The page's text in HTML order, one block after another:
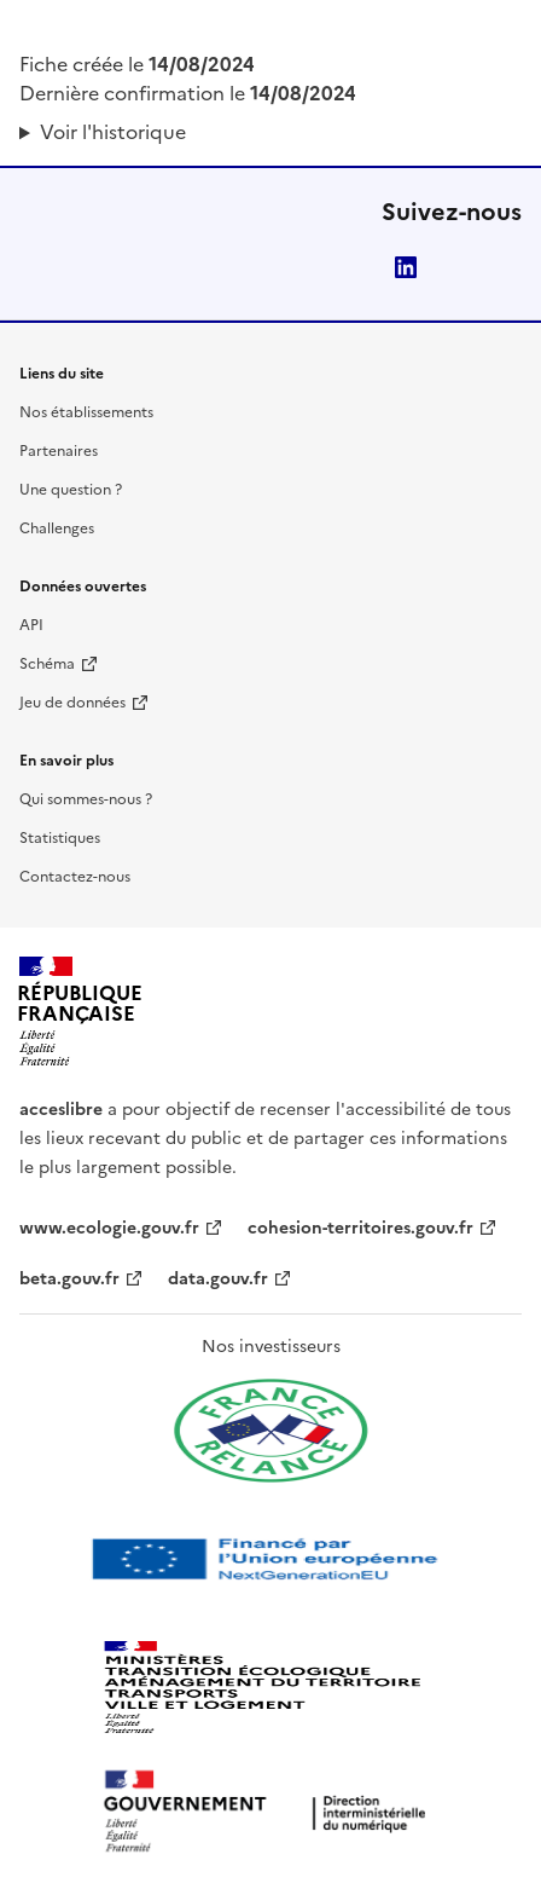
Fiche créée le14/08/2024
Dernière confirmation le14/08/2024
Voir l'historique
Suivez-nous
Liens du site
Nos établissements
Partenaires
Une question ?
Challenges
Données ouvertes
API
Schéma
Jeu de données
En savoir plus
Qui sommes-nous ?
Statistiques
Contactez-nous
RÉPUBLIQUE
FRANÇAISE
acceslibre a pour objectif de recenser l'accessibilité de tous
les lieux recevant du public et de partager ces informations
le plus largement possible.
www.ecologie.gouv.fr
cohesion-territoires.gouv.fr
beta.gouv.fr
data.gouv.fr
Nos investisseurs